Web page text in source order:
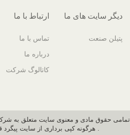
دیگر سایت های ما
پتیلن صنعت
ارتباط با ما
تماس با ما
درباره ما
کاتالوگ شرکت
تمامی حقوق مادی و معنوی سایت متعلق به